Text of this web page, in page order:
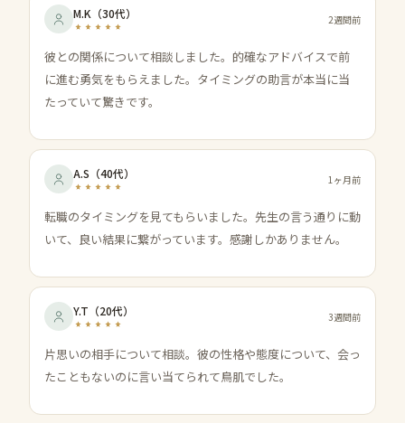
M.K （30代） 2週間前
彼との関係について相談しました。的確なアドバイスで前
に進む勇気をもらえました。タイミングの助言が本当に当
たっていて驚きです。
A.S （40代） 1ヶ月前
転職のタイミングを見てもらいました。先生の言う通りに動
いて、良い結果に繋がっています。感謝しかありません。
Y.T （20代） 3週間前
片思いの相手について相談。彼の性格や態度について、会っ
たこともないのに言い当てられて鳥肌でした。